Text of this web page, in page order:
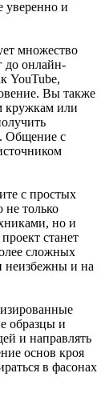
уверенно и
множество
до онлайн-
YouTube,
Вы также
кружкам или
Общение с
с простых
только
но и
станет
сложных
неизбежны и на
образцы и
и направлять
основ кроя
в фасонах